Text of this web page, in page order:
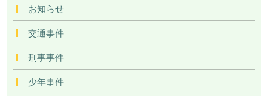
お知らせ
交通事件
刑事事件
少年事件